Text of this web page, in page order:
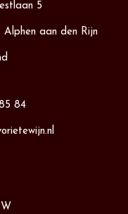
5
aan den Rijn
84